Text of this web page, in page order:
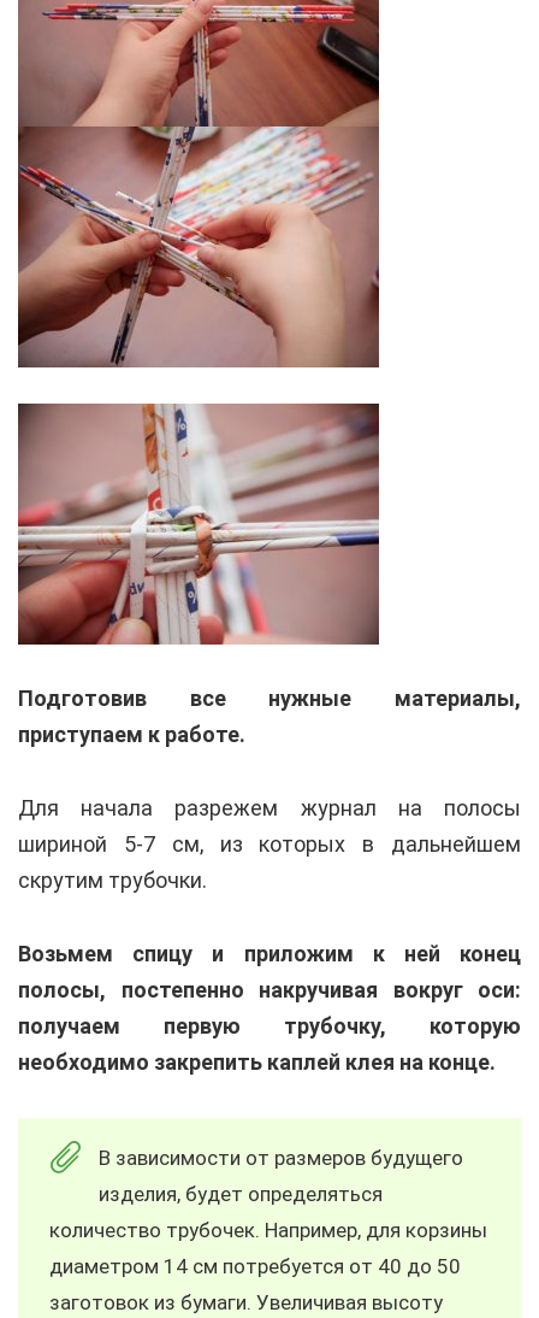
Подготовив все нужные материалы,
приступаем к работе.
Для начала разрежем журнал на полосы
шириной 5-7 см, из которых в дальнейшем
скрутим трубочки.
Возьмем спицу и приложим к ней конец
полосы, постепенно накручивая вокруг оси:
получаем первую трубочку, которую
необходимо закрепить каплей клея на конце.
В зависимости от размеров будущего
изделия, будет определяться
количество трубочек. Например, для корзины
диаметром 14 см потребуется от 40 до 50
заготовок из бумаги. Увеличивая высоту